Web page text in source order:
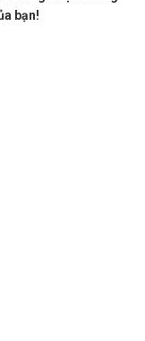
bạn!